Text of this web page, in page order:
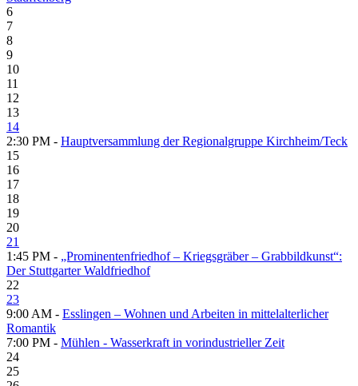
6
7
8
9
10
11
12
13
14
2:30 PM - Hauptversammlung der Regionalgruppe Kirchheim/Teck
15
16
17
18
19
20
21
1:45 PM - „Prominentenfriedhof – Kriegsgräber – Grabbildkunst“:
Der Stuttgarter Waldfriedhof
22
23
9:00 AM - Esslingen – Wohnen und Arbeiten in mittelalterlicher
Romantik
7:00 PM - Mühlen - Wasserkraft in vorindustrieller Zeit
24
25